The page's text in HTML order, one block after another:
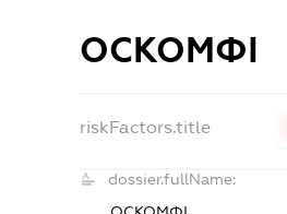
ОСКОМФІ
riskFactors.title
dossier.fullName: